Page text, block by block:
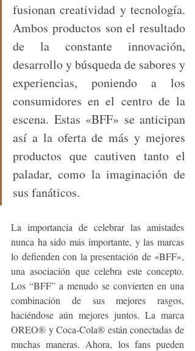
fusionan creatividad y tecnología.
Ambos productos son el resultado
de la constante innovación,
desarrollo y búsqueda de sabores y
experiencias, poniendo a los
consumidores en el centro de la
escena. Estas «BFF» se anticipan
así a la oferta de más y mejores
productos que cautiven tanto el
paladar, como la imaginación de
sus fanáticos.
La importancia de celebrar las amistades
nunca ha sido más importante, y las marcas
lo defienden con la presentación de «BFF»,
una asociación que celebra este concepto.
Los “BFF” a menudo se convierten en una
combinación de sus mejores rasgos,
haciéndose aún mejores juntos. La marca
OREO® y Coca-Cola® están conectadas de
muchas maneras. Ahora, los fans pueden